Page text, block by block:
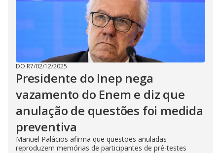
DO R7/02/12/2025
Presidente do Inep nega
vazamento do Enem e diz que
anulação de questões foi medida
preventiva
Manuel Palácios afirma que questões anuladas
reproduzem memórias de participantes de pré-testes